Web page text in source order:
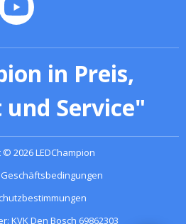
in Preis,
Service"
© 2026LEDChampion
KVK Den Bosch 69862303